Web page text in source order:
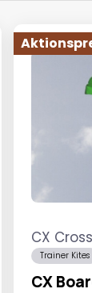
CX
Trainer Kites
CX